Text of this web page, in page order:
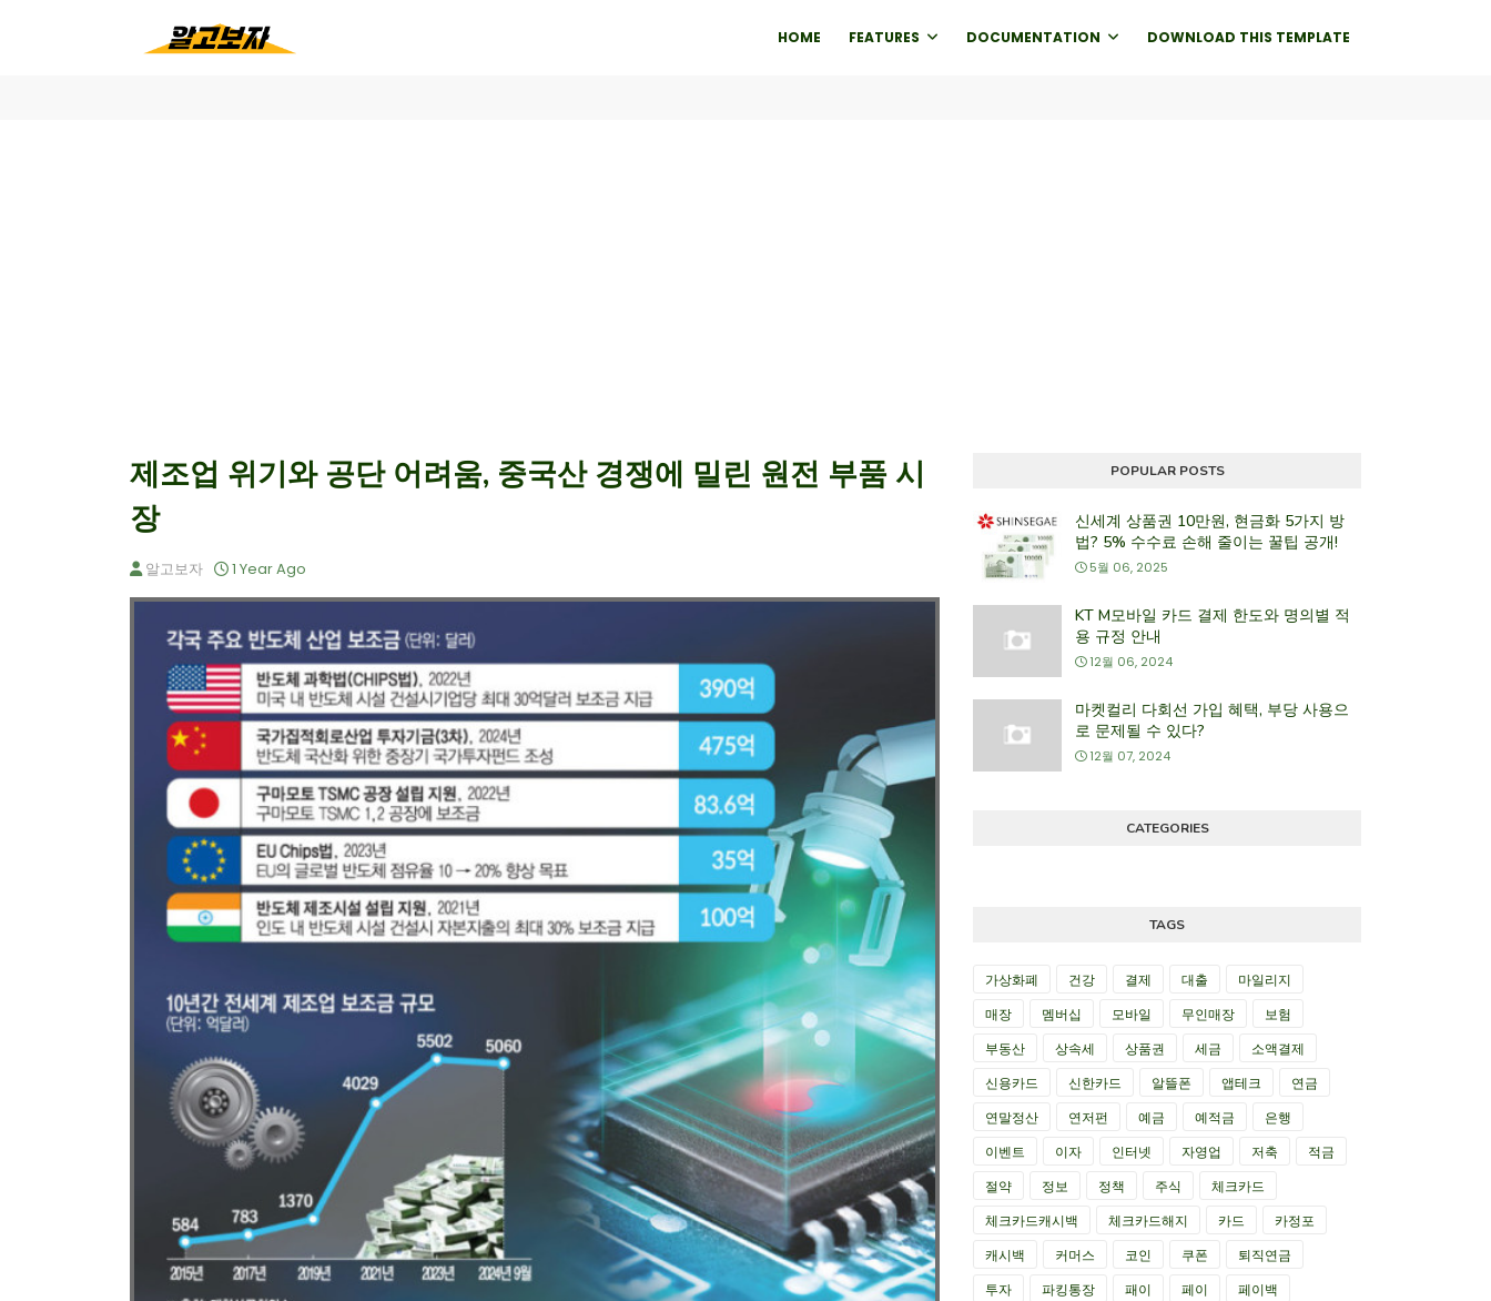
HOME FEATURES DOCUMENTATION DOWNLOAD THIS TEMPLATE
제조업 위기와 공단 어려움, 중국산 경쟁에 밀린 원전 부품 시
장
알고보자 1 Year Ago
POPULAR POSTS
신세계 상품권 10만원, 현금화 5가지 방
법? 5% 수수료 손해 줄이는 꿀팁 공개!
5월 06, 2025
KT M모바일 카드 결제 한도와 명의별 적
용 규정 안내
12월 06, 2024
마켓컬리 다회선 가입 혜택, 부당 사용으
로 문제될 수 있다?
12월 07, 2024
CATEGORIES
TAGS
가상화폐 건강 결제 대출
마일리지
매장
멤버십 모바일 무인매장
보험
부동산
상속세 상품권 세금
소액결제
신용카드
신한카드 알뜰폰 앱테크
연금
연말정산
연저펀 예금 예적금
은행
이벤트
이자 인터넷 자영업 저축
적금
절약
정보 정책 주식
체크카드
체크카드캐시백
체크카드해지 카드
카정포
캐시백
커머스 코인 쿠폰
퇴직연금
투자
파킹통장 패이 페이
페이백